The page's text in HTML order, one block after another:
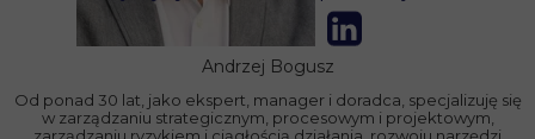
Andrzej Bogusz
Od ponad 30 lat, jako ekspert, manager i doradca, specjalizuję się
w zarządzaniu strategicznym, procesowym i projektowym,